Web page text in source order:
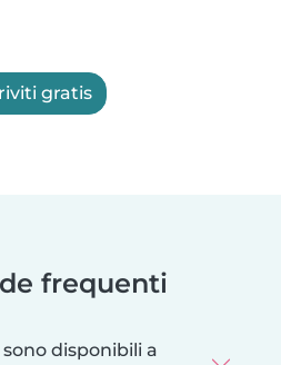
gratis
frequenti
disponibili a